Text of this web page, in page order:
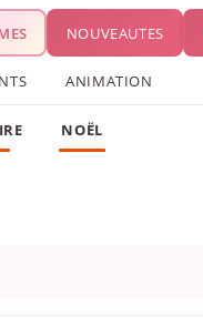
NOUVEAUTES
ANIMATION
NOËL